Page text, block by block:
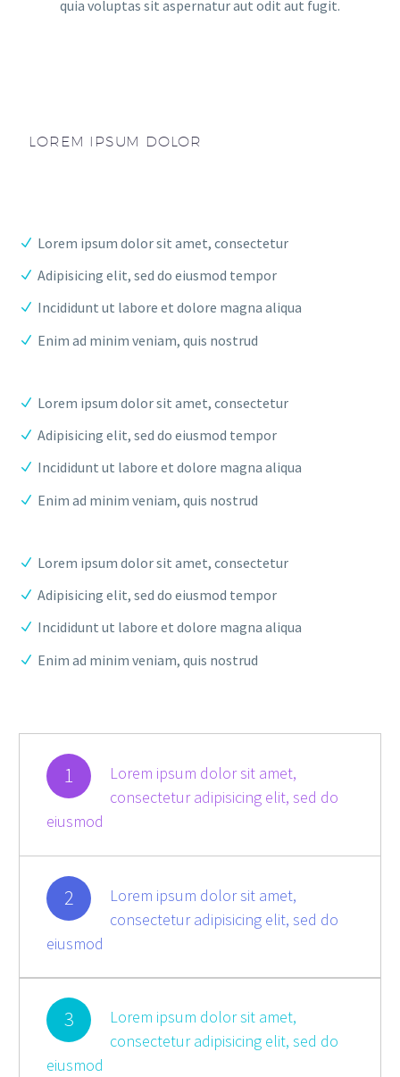
quia voluptas sit aspernatur aut odit aut fugit.
LOREM IPSUM DOLOR
Lorem ipsum dolor sit amet, consectetur
Adipisicing elit, sed do eiusmod tempor
Incididunt ut labore et dolore magna aliqua
Enim ad minim veniam, quis nostrud
Lorem ipsum dolor sit amet, consectetur
Adipisicing elit, sed do eiusmod tempor
Incididunt ut labore et dolore magna aliqua
Enim ad minim veniam, quis nostrud
Lorem ipsum dolor sit amet, consectetur
Adipisicing elit, sed do eiusmod tempor
Incididunt ut labore et dolore magna aliqua
Enim ad minim veniam, quis nostrud
1
Lorem ipsum dolor sit amet,
consectetur adipisicing elit, sed do
eiusmod
2
Lorem ipsum dolor sit amet,
consectetur adipisicing elit, sed do
eiusmod
3
Lorem ipsum dolor sit amet,
consectetur adipisicing elit, sed do
eiusmod